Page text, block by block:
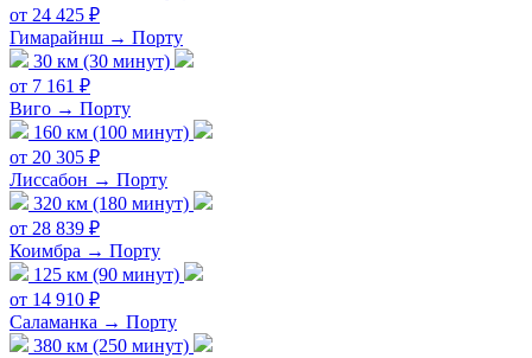
от 24 425 ₽
Гимарайнш → Порту
30 км (30 минут)
от 7 161 ₽
Виго → Порту
160 км (100 минут)
от 20 305 ₽
Лиссабон → Порту
320 км (180 минут)
от 28 839 ₽
Коимбра → Порту
125 км (90 минут)
от 14 910 ₽
Саламанка → Порту
380 км (250 минут)